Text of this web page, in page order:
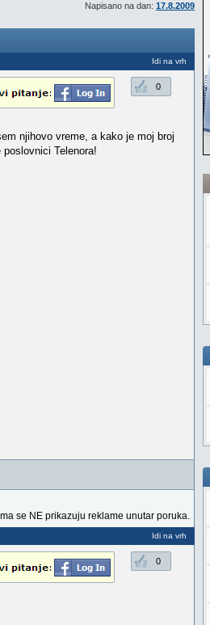
Napisano na dan: 17.8.2009
Idi na vrh
0
njihovo vreme, a kako je moj broj
Telenora!
se NE prikazuju reklame unutar poruka.
Idi na vrh
0